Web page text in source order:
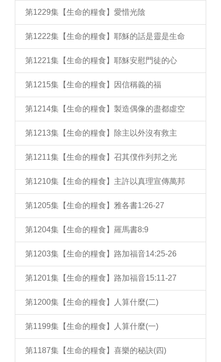
第1229集【生命的糧食】愛惜光陰
第1222集【生命的糧食】耶穌的話是靈是生命
第1221集【生命的糧食】耶穌安慰門徒的心
第1215集【生命的糧食】因信稱義的福
第1214集【生命的糧食】製造偶像的盡都虛空
第1213集【生命的糧食】除主以外沒有救主
第1211集【生命的糧食】召其僕作列邦之光
第1210集【生命的糧食】主許以真理宣傳萬邦
第1205集【生命的糧食】雅各書1:26-27
第1204集【生命的糧食】羅馬書8:9
第1203集【生命的糧食】路加福音14:25-26
第1201集【生命的糧食】路加福音15:11-27
第1200集【生命的糧食】人算什麼(二)
第1199集【生命的糧食】人算什麼(一)
第1187集【生命的糧食】喜樂的秘訣(四)